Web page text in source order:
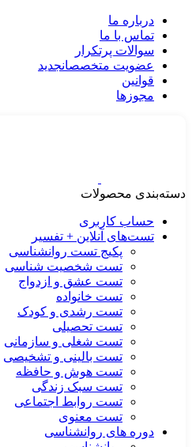
درباره ما
تماس با ما
سوالات پرتکرار
عضویت متخصصانجدید
قوانین
مجوزها
دسته‌بندی محصولات
حساب کاربری
تست‌های آنلاین + تفسیر
پکیج تست روانشناسی
تست شخصیت شناسی
تست عشق و ازدواج
تست خانواده
تست رشدی و کودک
تست تحصیلی
تست شغلی و سازمانی
تست بالینی و تشخیصی
تست هوش و حافظه
تست سبک زندگی
تست روابط اجتماعی
تست معنوی
دوره های روانشناسی